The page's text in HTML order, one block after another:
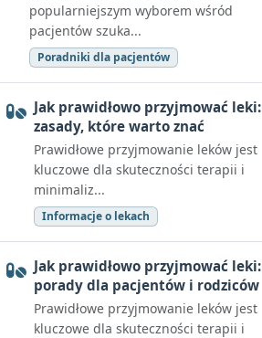
popularniejszym wyborem wśród
pacjentów szuka...
Poradniki dla pacjentów
Jak prawidłowo przyjmować leki:
zasady, które warto znać
Prawidłowe przyjmowanie leków jest
kluczowe dla skuteczności terapii i
minimaliz...
Informacje o lekach
Jak prawidłowo przyjmować leki:
porady dla pacjentów i rodziców
Prawidłowe przyjmowanie leków jest
kluczowe dla skuteczności terapii i